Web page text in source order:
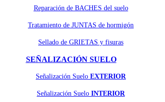
Reparación de BACHES del suelo
Tratamiento de JUNTAS de hormigón
Sellado de GRIETAS y fisuras
SEÑALIZACIÓN SUELO
Señalización Suelo EXTERIOR
Señalización Suelo INTERIOR